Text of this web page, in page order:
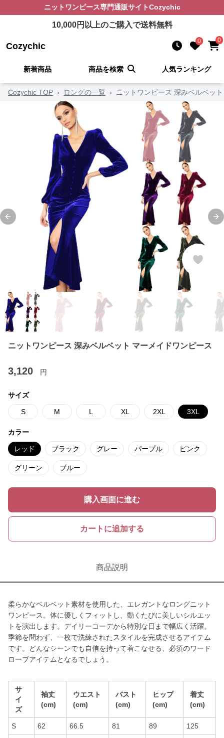
ニットワンピース専門通販サイトCozychic
10,000円以上のご購入で送料無料
Cozychic 0 0
新着商品 商品を検索 人気ランキング
Cozychic TOP › ロングの一覧 › ニットワンピース 深みベルベッ
Previous slide
ニットワンピース 深みベルベット マーメイドワンピース
3,120 円
サイズ
S M L XL 2XL 3XL
カラー
レッド ブラック グレー パープル ピンク
グリーン ブルー
購入画面に進む
カートに追加する
商品説明
柔らかなベルベット素材を使用した、エレガントなロングニット
ワンピース。体に優しくフィットし、動くたびに美しいシルエッ
トを演出します。デイリーコーデから特別な日まで幅広く活躍。
季節を問わず、一枚で洗練されたスタイルを完成させるアイテム
です。どんなシーンでも自信を持って着こなせる、必須のワード
ローブアイテムとなるでしょう。
サ
イ
ズ
袖丈
(cm)
ウエスト
(cm)
バスト
(cm)
ヒップ
(cm)
着丈
(cm)
S 62 66.5 81 89 125